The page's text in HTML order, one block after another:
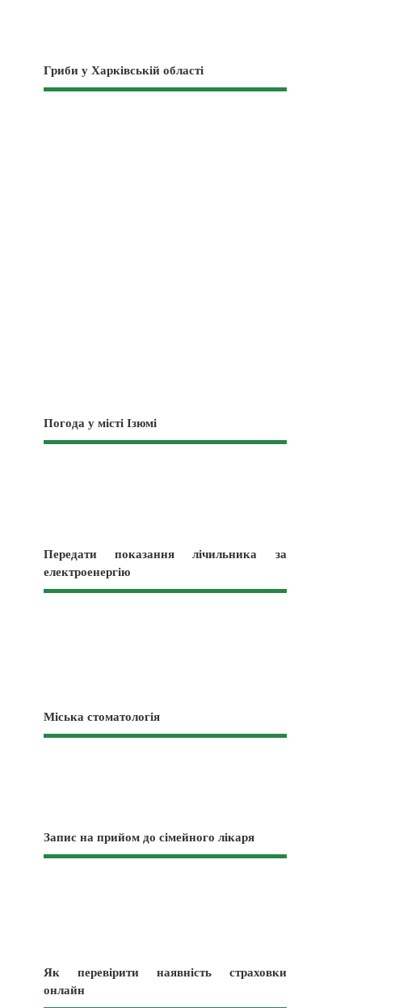
Гриби у Харківській області
Погода у місті Ізюмі
Передати показання лічильника за
електроенергію
Міська стоматологія
Запис на прийом до сімейного лікаря
Як перевірити наявність страховки
онлайн